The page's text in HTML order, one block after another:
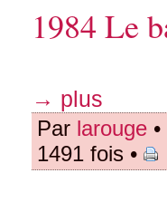
1984 Le
→ plus
Par larouge •
1491 fois •